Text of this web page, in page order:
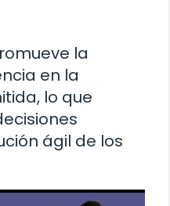
la
en la
lo que
ágil de los